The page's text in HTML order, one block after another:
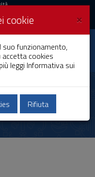
News ×
cookie
funzionamento,
accetta cookies
leggi Informativa sui
Rifiuta